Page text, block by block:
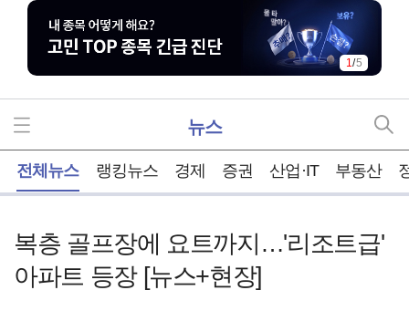
1/5
뉴스
전체뉴스 랭킹뉴스 경제 증권 산업·IT 부동산
복층 골프장에 요트까지…'리조트급'
아파트 등장 [뉴스+현장]